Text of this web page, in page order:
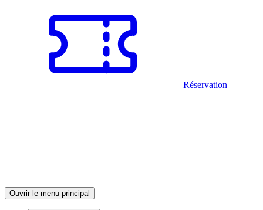
Réservation
Ouvrir le menu principal